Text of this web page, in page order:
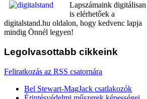
Lapszámaink digitálisan
is elérhetőek a
digitalstand.hu oldalon, hogy kedvenc lapja
mindig Önnél legyen!
Legolvasottabb cikkeink
Feliratkozás az RSS csatornára
Bel Stewart-MagJack csatlakozók